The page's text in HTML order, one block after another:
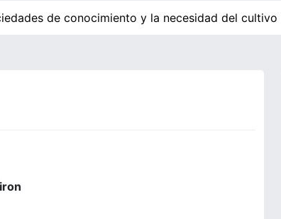
de conocimiento y la necesidad del